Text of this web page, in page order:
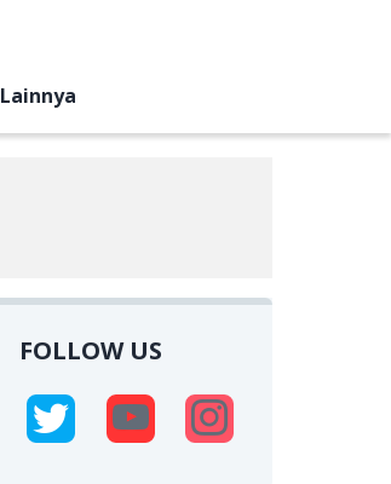
Lainnya
FOLLOW US